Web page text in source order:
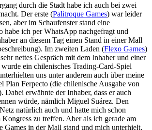
durch die Stadt habe ich auch bei zwei
Der erste (Palitroque Games) war leider
aber im Schaufenster stand eine
habe ich per WhatsApp nachgefragt und
an diesem Tag einen Stand in einer Mall
Im zweiten Laden (Flexo Games)
nettes Gespräch mit dem Inhaber und einer
ein chilenisches Trading-Card-Spiel
uns unter anderem auch über meine
Plan Ferpecto (die chilenische Ausgabe von
Dabei erwähnte der Inhaber, dass er auch
würde, nämlich Miguel Suárez. Den
natürlich auch und hatte mich schon
zu treffen. Aber als ich gerade am
Games in der Mall stand und mich unterhielt,